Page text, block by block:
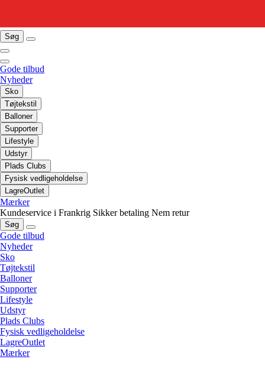
Søg
Gode tilbud
Nyheder
Sko
Tøjtekstil
Balloner
Supporter
Lifestyle
Udstyr
Plads Clubs
Fysisk vedligeholdelse
LagreOutlet
Mærker
Kundeservice i Frankrig Sikker betaling Nem retur
Søg
Gode tilbud
Nyheder
Sko
Tøjtekstil
Balloner
Supporter
Lifestyle
Udstyr
Plads Clubs
Fysisk vedligeholdelse
LagreOutlet
Mærker